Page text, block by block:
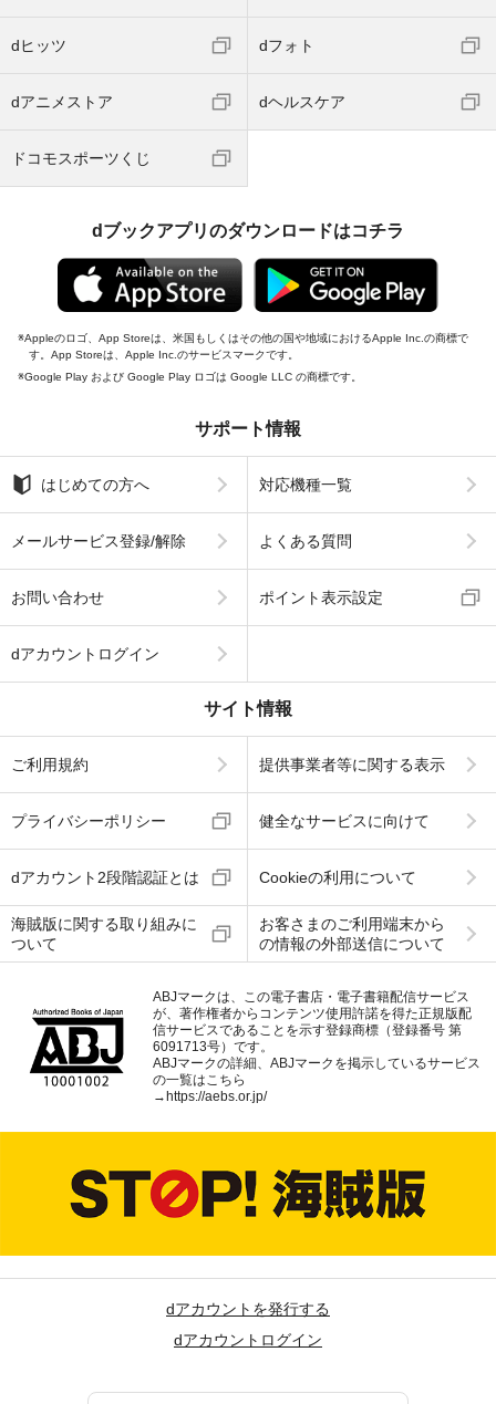
dヒッツ dフォト
dアニメストア dヘルスケア
ドコモスポーツくじ
dブックアプリのダウンロードはコチラ
Appleのロゴ、App Storeは、米国もしくはその他の国や地域におけるApple Inc.の商標で
す。App Storeは、Apple Inc.のサービスマークです。
Google Play および Google Play ロゴは Google LLC の商標です。
サポート情報
はじめての方へ 対応機種一覧
メールサービス登録/解除 よくある質問
お問い合わせ ポイント表示設定
dアカウントログイン
サイト情報
ご利用規約 提供事業者等に関する表示
プライバシーポリシー 健全なサービスに向けて
dアカウント2段階認証とは Cookieの利用について
海賊版に関する取り組みに
ついて
お客さまのご利用端末から
の情報の外部送信について
ABJマークは、この電子書店・電子書籍配信サービス
が、著作権者からコンテンツ使用許諾を得た正規版配
信サービスであることを示す登録商標（登録番号 第
6091713号）です。
ABJマークの詳細、ABJマークを掲示しているサービス
の一覧はこちら
→ https://aebs.or.jp/
dアカウントを発行する
dアカウントログイン